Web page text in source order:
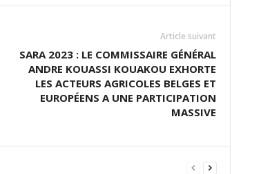
Article suivant
SARA 2023 : LE COMMISSAIRE GÉNÉRAL
ANDRE KOUASSI KOUAKOU EXHORTE
LES ACTEURS AGRICOLES BELGES ET
EUROPÉENS A UNE PARTICIPATION
MASSIVE